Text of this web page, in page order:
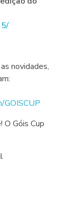
novidades,
Góis Cup